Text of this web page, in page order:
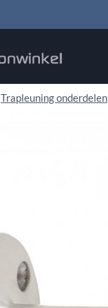
Trapleuning onderdelen